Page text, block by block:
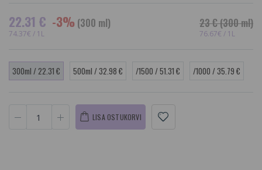
22.31 € -3% (300 ml)
74.37€ / 1L
23 €(300 ml)
76.67€ / 1L
300ml / 22.31 € 500ml / 32.98 € /1500 / 51.31 € /1000 / 35.79 €
LISA OSTUKORVI